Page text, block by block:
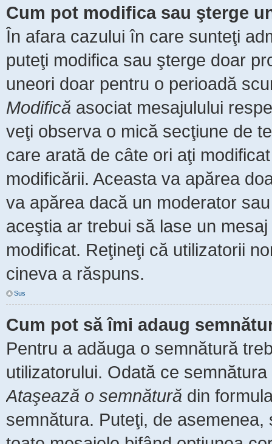
Cum pot modifica sau şterge
În afara cazului în care sunteţi
puteţi modifica sau şterge doar
uneori doar pentru o perioadă
Modifică asociat mesajulului
veţi observa o mică secţiune de
care arată de câte ori aţi
modificării. Aceasta va apărea
va apărea dacă un moderator
aceştia ar trebui să lase un
modificat. Reţineţi că utilizatorii
cineva a răspuns.
Sus
Cum pot să îmi adaug
Pentru a adăuga o semnătură
utilizatorului. Odată ce
Ataşează o semnătură din
semnătura. Puteţi, de